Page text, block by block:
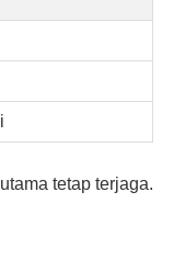
tetap terjaga.